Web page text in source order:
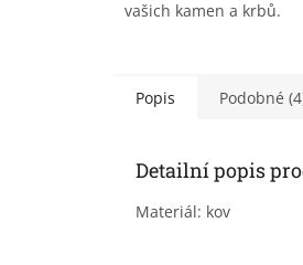
vašich kamen a krbů.
Popis Podobné
Detailní popis
Materiál: kov